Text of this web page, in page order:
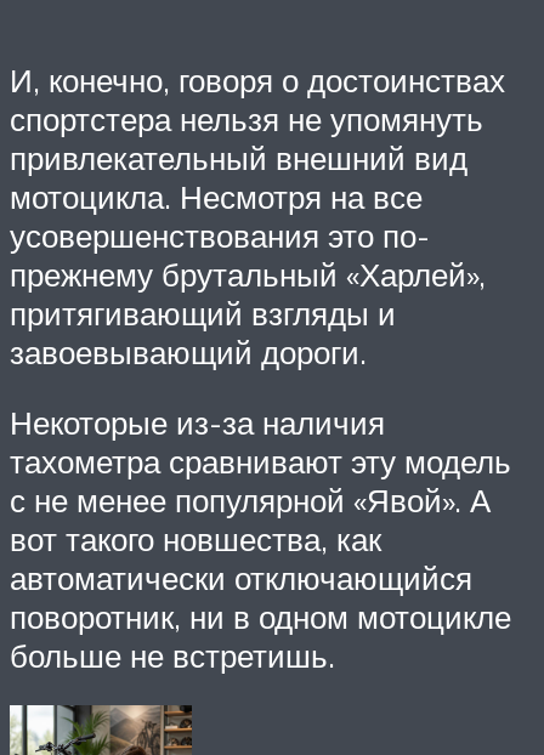
И, конечно, говоря о достоинствах
спортстера нельзя не упомянуть
привлекательный внешний вид
мотоцикла. Несмотря на все
усовершенствования это по-
прежнему брутальный «Харлей»,
притягивающий взгляды и
завоевывающий дороги.
Некоторые из-за наличия
тахометра сравнивают эту модель
с не менее популярной «Явой». А
вот такого новшества, как
автоматически отключающийся
поворотник, ни в одном мотоцикле
больше не встретишь.